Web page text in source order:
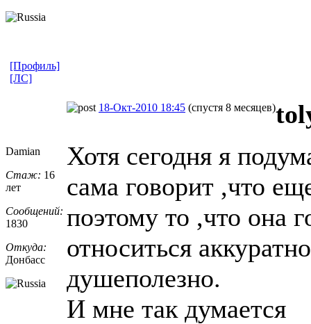
[Профиль]
[ЛС]
Damian
Стаж: 16
лет
Сообщений:
1830
Откуда:
Донбасс
18-Окт-2010 18:45 (спустя 8 месяцев)
Хотя сегодня я
сама говорит ,что
поэтому то ,что она
относиться
душеполезно.
И мне так думается